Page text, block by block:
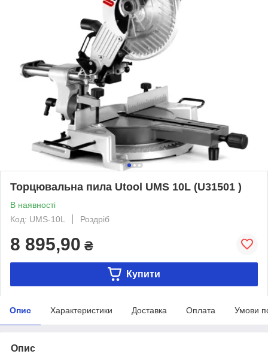
Торцювальна пила Utool UMS 10L (U31501 )
В наявності
Код: UMS-10L
Роздріб
8 895,90 ₴
Купити
Опис Характеристики Доставка Оплата Умови
Опис